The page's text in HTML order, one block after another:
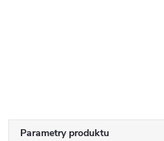
Parametry produktu